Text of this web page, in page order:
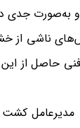
به‌صورت جدی
ناشی
حاصل از
مدیرعامل